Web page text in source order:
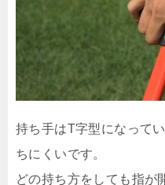
持ち手はT字型になって
ちにくいです。
どの持ち方をしても指が